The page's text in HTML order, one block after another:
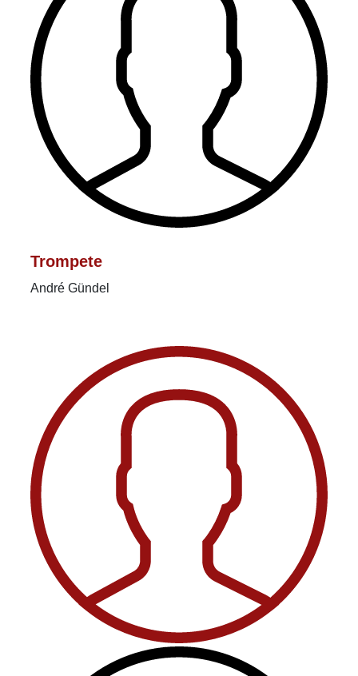
Trompete
André Gündel